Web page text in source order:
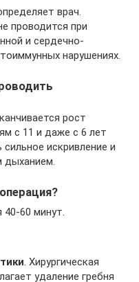
врач.
проводится при
и сердечно-
нарушениях.
рост
с 11 и даже с 6 лет
искривление и
дыханием.
40-60 минут.
. Хирургическая
удаление гребня